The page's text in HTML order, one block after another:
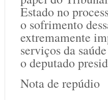
Estado no
o sofrimento
extremamente
serviços da
o deputado
Nota de repúdio